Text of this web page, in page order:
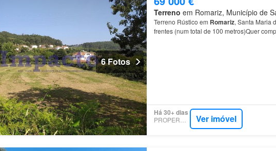
6 Fotos
Terreno em Romariz, Município de
Terreno Rústico em Romariz, Santa Maria
frentes (num total de 100 metros)Quer
Há 30+ dias
Ver imóvel